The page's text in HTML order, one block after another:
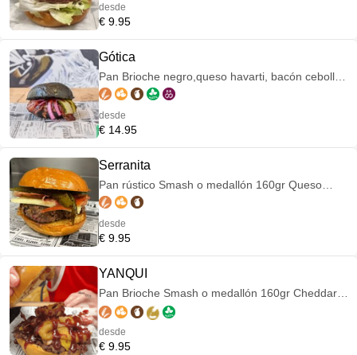
desde
€ 9.95
Gótica
Pan Brioche negro,queso havarti, bacón cebolla
y pepinillo encurtido caseros,salsa bourbon
desde
€ 14.95
Serranita
Pan rústico Smash o medallón 160gr Queso
curado Jamón serrano plancha Pimiento italiano
desde
€ 9.95
YANQUI
Pan Brioche Smash o medallón 160gr Cheddar,
bacón,aros de cebolla y barbacoa
desde
€ 9.95